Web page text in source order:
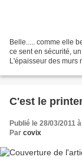
Belle..... comme elle
ce sent en sécurité,
L'épaisseur des murs
C'est le
Publié le 28/03/2011
Par covix